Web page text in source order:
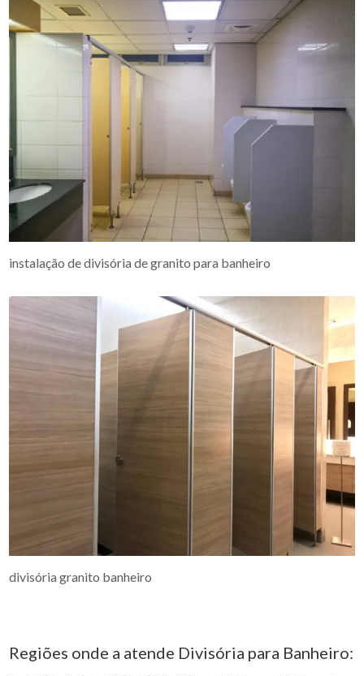
instalação de divisória de granito para banheiro
divisória granito banheiro
Regiões onde a atende Divisória para Banheiro: